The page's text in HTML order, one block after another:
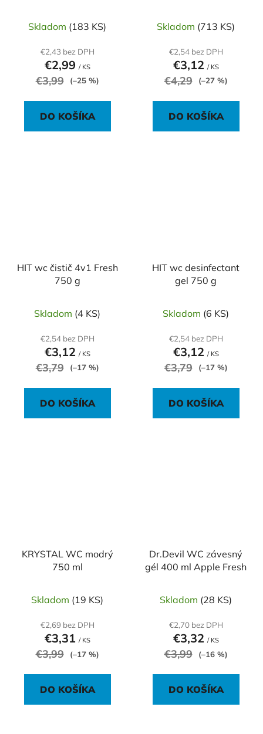
Skladom (183 KS)
€2,43 bez DPH
€2,99 / KS
€3,99 (–25 %)
DO KOŠÍKA
Skladom (713 KS)
€2,54 bez DPH
€3,12 / KS
€4,29 (–27 %)
DO KOŠÍKA
HIT wc čistič 4v1 Fresh
750 g
Skladom (4 KS)
€2,54 bez DPH
€3,12 / KS
€3,79 (–17 %)
DO KOŠÍKA
HIT wc desinfectant
gel 750 g
Skladom (6 KS)
€2,54 bez DPH
€3,12 / KS
€3,79 (–17 %)
DO KOŠÍKA
KRYSTAL WC modrý
750 ml
Skladom (19 KS)
€2,69 bez DPH
€3,31 / KS
€3,99 (–17 %)
DO KOŠÍKA
Dr.Devil WC závesný
gél 400 ml Apple Fresh
Skladom (28 KS)
€2,70 bez DPH
€3,32 / KS
€3,99 (–16 %)
DO KOŠÍKA